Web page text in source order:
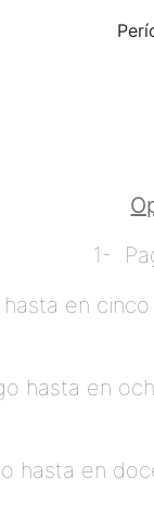
1-
en cinco
hasta en
hasta en